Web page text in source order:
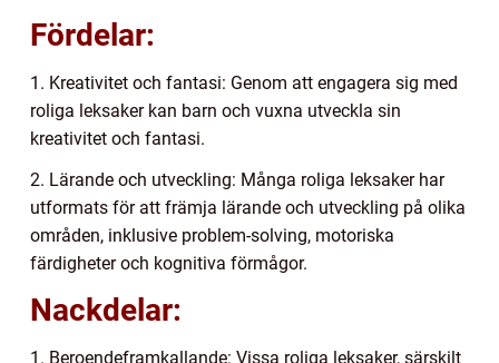
Fördelar:
1. Kreativitet och fantasi: Genom att engagera sig med
roliga leksaker kan barn och vuxna utveckla sin
kreativitet och fantasi.
2. Lärande och utveckling: Många roliga leksaker har
utformats för att främja lärande och utveckling på olika
områden, inklusive problem-solving, motoriska
färdigheter och kognitiva förmågor.
Nackdelar:
1. Beroendeframkallande: Vissa roliga leksaker, särskilt